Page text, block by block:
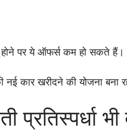
पर ये ऑफर्स कम हो सकते हैं।
कार खरीदने की योजना बना
प्रतिस्पर्धा